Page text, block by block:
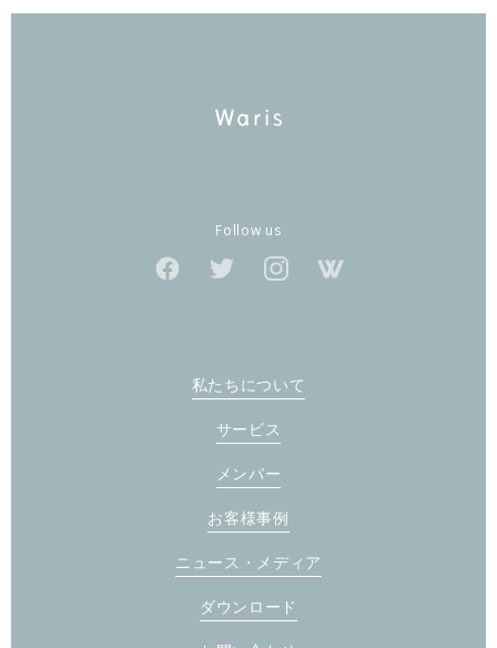
Follow us
私たちについて
サービス
メンバー
お客様事例
ニュース・メディア
ダウンロード